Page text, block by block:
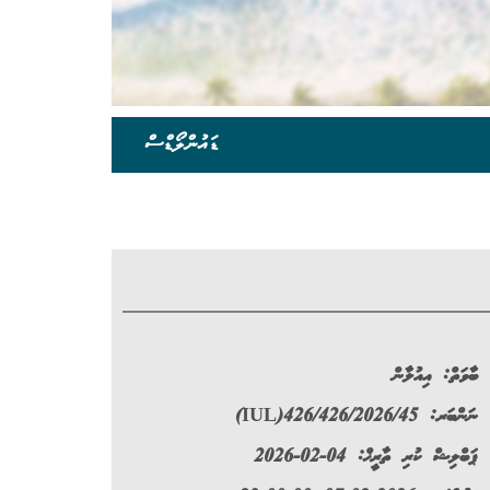
ޑައުންލޯޑްސް
ބާވަތް:އިއުލާން
ނަންބަރ:(IUL)426/426/2026/45
ޕަބްލިޝް ކުރި ތާރީޚް: 04-02-2026